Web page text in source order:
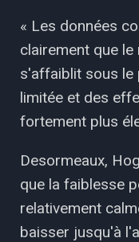
« Les données
clairement que
s'affaiblit sous le
limitée et des
fortement plus
Desormeaux,
que la faiblesse
relativement
baisser jusqu'à